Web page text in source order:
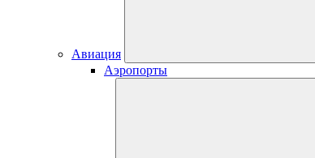
Авиация
Аэропорты